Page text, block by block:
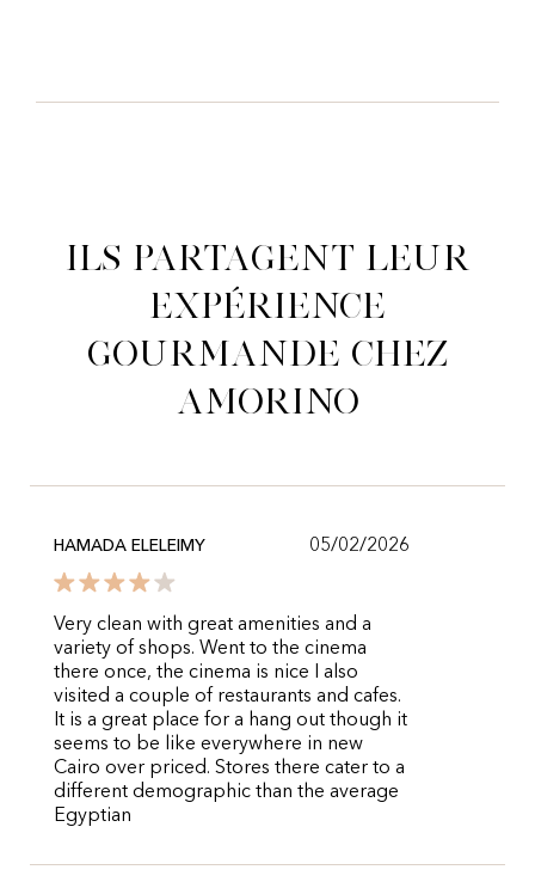
Ils partagent leur
expérience
gourmande chez
Amorino
HAMADA ELELEIMY 05/02/2026
Very clean with great amenities and a
variety of shops. Went to the cinema
there once, the cinema is nice I also
visited a couple of restaurants and cafes.
It is a great place for a hang out though it
seems to be like everywhere in new
Cairo over priced. Stores there cater to a
different demographic than the average
Egyptian